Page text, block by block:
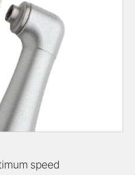
speed